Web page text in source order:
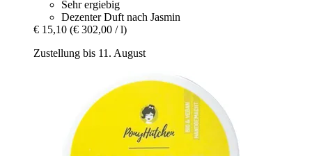
Sehr ergiebig
Dezenter Duft nach Jasmin
€ 15,10 (€ 302,00 / l)
Zustellung bis 11. August